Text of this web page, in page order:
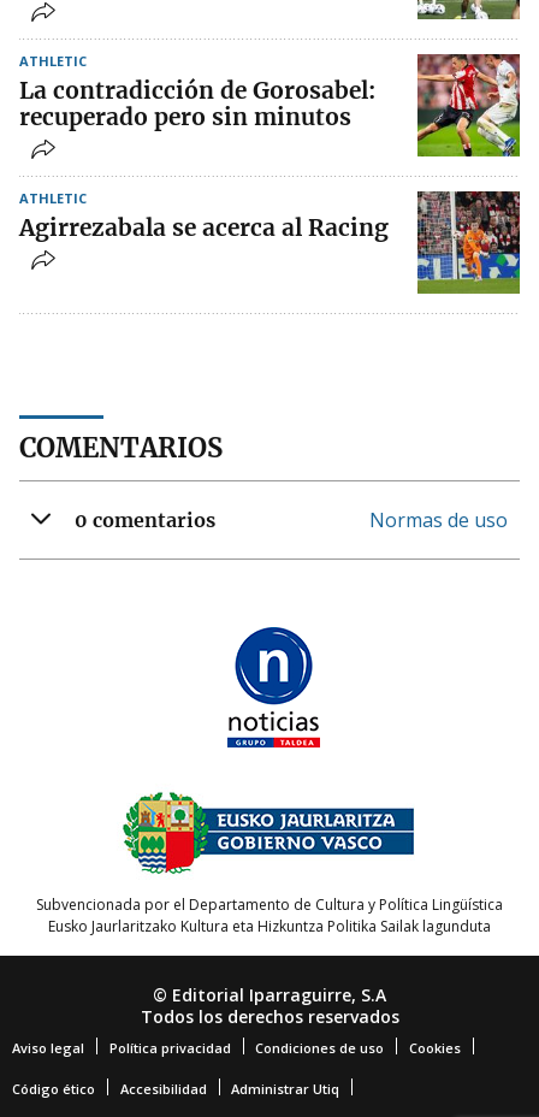
ATHLETIC
La contradicción de Gorosabel:
recuperado pero sin minutos
ATHLETIC
Agirrezabala se acerca al Racing
COMENTARIOS
0 comentarios Normas de uso
Subvencionada por el Departamento de Cultura y Política Lingüística
Eusko Jaurlaritzako Kultura eta Hizkuntza Politika Sailak lagunduta
© Editorial Iparraguirre, S.A
Todos los derechos reservados
Aviso legal Política privacidad Condiciones de uso Cookies
Código ético Accesibilidad Administrar Utiq